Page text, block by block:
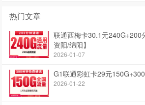
热门文章
联通西梅卡30.1元240G+200
资阳/绵阳】
2026-01-07
G1联通彩虹卡29元
2026-01-22